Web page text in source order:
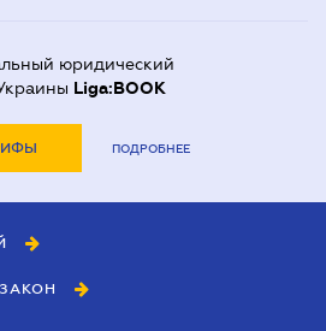
юридический
Liga:BOOK
ПОДРОБНЕЕ